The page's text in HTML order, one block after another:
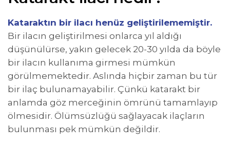
Kataraktın bir ilacı henüz geliştirilememiştir.
Bir ilacın geliştirilmesi onlarca yıl aldığı
düşünülürse, yakın gelecek 20-30 yılda da böyle
bir ilacın kullanıma girmesi mümkün
görülmemektedir. Aslında hiçbir zaman bu tür
bir ilaç bulunamayabilir. Çünkü katarakt bir
anlamda göz merceğinin ömrünü tamamlayıp
ölmesidir. Ölümsüzlüğü sağlayacak ilaçların
bulunması pek mümkün değildir.